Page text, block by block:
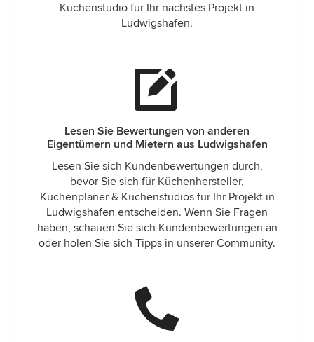
Küchenstudio für Ihr nächstes Projekt in
Ludwigshafen.
Lesen Sie Bewertungen von anderen
Eigentümern und Mietern aus Ludwigshafen
Lesen Sie sich Kundenbewertungen durch,
bevor Sie sich für Küchenhersteller,
Küchenplaner & Küchenstudios für Ihr Projekt in
Ludwigshafen entscheiden. Wenn Sie Fragen
haben, schauen Sie sich Kundenbewertungen an
oder holen Sie sich Tipps in unserer Community.